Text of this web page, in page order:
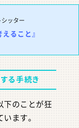
ッター
ること』
る手続き
下のことが狂
ます。